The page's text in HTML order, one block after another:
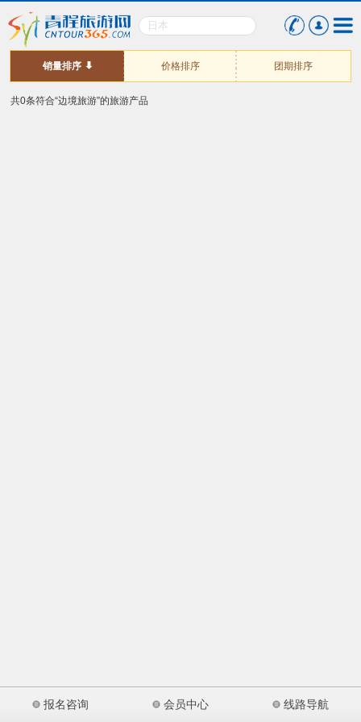
销量排序 价格排序 团期排序
共0条符合“边境旅游”的旅游产品
报名咨询 会员中心 线路导航